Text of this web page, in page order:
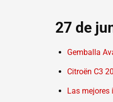
27 de
Gemballa
Citroën C3
Las mejores